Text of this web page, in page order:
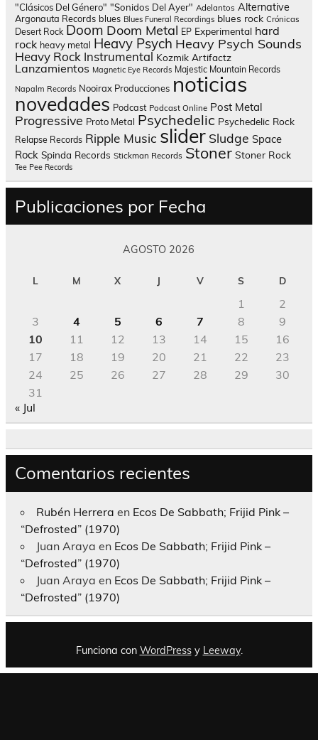
"Clásicos Del Género" "Sonidos Del Ayer" Adelantos Alternative
Argonauta Records blues Blues Funeral Recordings blues rock Crónicas
Desert Rock Doom Doom Metal EP Experimental hard
rock heavy metal Heavy Psych Heavy Psych Sounds
Heavy Rock Instrumental Kozmik Artifactz
Lanzamientos Magnetic Eye Records Majestic Mountain Records
Napalm Records Nooirax Producciones noticias
novedades Podcast Podcast Online Post Metal
Progressive Proto Metal Psychedelic Psychedelic Rock
Relapse Records Ripple Music slider Sludge Space
Rock Spinda Records Stickman Records Stoner Stoner Rock
Tee Pee Records
Publicaciones por Fecha
AGOSTO 2026
L M X J V S D
1
2
3
4 5 6 7 8
9
10
11 12 13 14 15
16
17
18 19 20 21 22
23
24
25 26 27 28 29
30
31
« Jul
Comentarios recientes
Rubén Herrera en Ecos De Sabbath; Frijid Pink –
“Defrosted” (1970)
Juan Araya en Ecos De Sabbath; Frijid Pink –
“Defrosted” (1970)
Juan Araya en Ecos De Sabbath; Frijid Pink –
“Defrosted” (1970)
Funciona con WordPressy Leeway.